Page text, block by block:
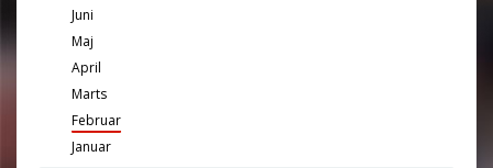
Juni
Maj
April
Marts
Februar
Januar